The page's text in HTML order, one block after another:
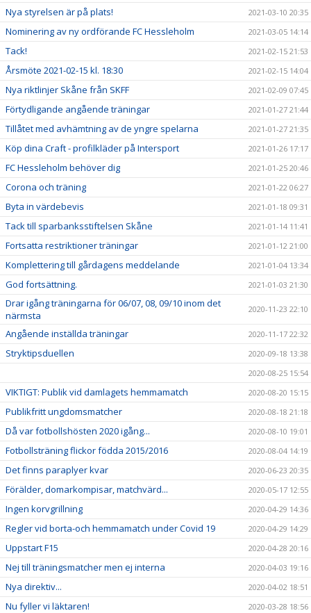
Nya styrelsen är på plats! 2021-03-10 20:35
Nominering av ny ordförande FC Hessleholm 2021-03-05 14:14
Tack! 2021-02-15 21:53
Årsmöte 2021-02-15 kl. 18:30 2021-02-15 14:04
Nya riktlinjer Skåne från SKFF 2021-02-09 07:45
Förtydligande angående träningar 2021-01-27 21:44
Tillåtet med avhämtning av de yngre spelarna 2021-01-27 21:35
Köp dina Craft - profilkläder på Intersport 2021-01-26 17:17
FC Hessleholm behöver dig 2021-01-25 20:46
Corona och träning 2021-01-22 06:27
Byta in värdebevis 2021-01-18 09:31
Tack till sparbanksstiftelsen Skåne 2021-01-14 11:41
Fortsatta restriktioner träningar 2021-01-12 21:00
Komplettering till gårdagens meddelande 2021-01-04 13:34
God fortsättning. 2021-01-03 21:30
Drar igång träningarna för 06/07, 08, 09/10 inom det
närmsta
2020-11-23 22:10
Angående inställda träningar 2020-11-17 22:32
Stryktipsduellen
2020-09-18 13:38
2020-08-25 15:54
VIKTIGT: Publik vid damlagets hemmamatch 2020-08-20 15:15
Publikfritt ungdomsmatcher 2020-08-18 21:18
Då var fotbollshösten 2020 igång... 2020-08-10 19:01
Fotbollsträning flickor födda 2015/2016 2020-08-04 14:19
Det finns paraplyer kvar 2020-06-23 20:35
Förälder, domarkompisar, matchvärd... 2020-05-17 12:55
Ingen korvgrillning 2020-04-29 14:36
Regler vid borta-och hemmamatch under Covid 19 2020-04-29 14:29
Uppstart F15 2020-04-28 20:16
Nej till träningsmatcher men ej interna 2020-04-03 19:16
Nya direktiv... 2020-04-02 18:51
Nu fyller vi läktaren! 2020-03-28 18:56